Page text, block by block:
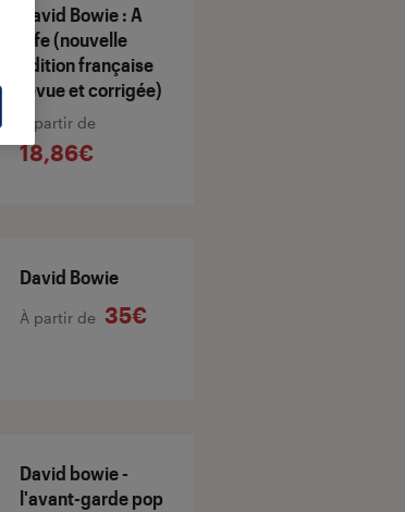
David Bowie : A
Life (nouvelle
édition française
revue et corrigée)
À partir de
18,86€
David Bowie
À partir de 35€
David bowie -
l'avant-garde pop